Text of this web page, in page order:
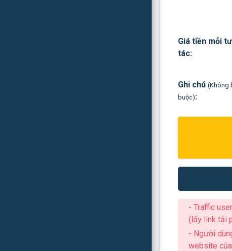
Giá tiền mỗi
tác:
Ghi chú (Không
buộc):
- Traffic
(lấy link tải
- Người
website